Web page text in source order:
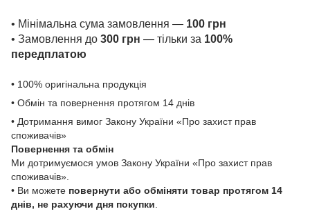
• Мінімальна сума замовлення — 100 грн
• Замовлення до 300 грн — тільки за 100%
передплатою
• 100% оригінальна продукція
• Обмін та повернення протягом 14 днів
• Дотримання вимог Закону України «Про захист прав
споживачів»
Повернення та обмін
Ми дотримуємося умов Закону України «Про захист прав
споживачів».
• Ви можете повернути або обміняти товар протягом 14
днів, не рахуючи дня покупки